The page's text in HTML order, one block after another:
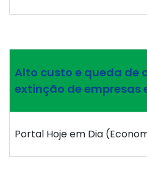
Alto custo e queda de
extinção de empresas
Portal Hoje em Dia